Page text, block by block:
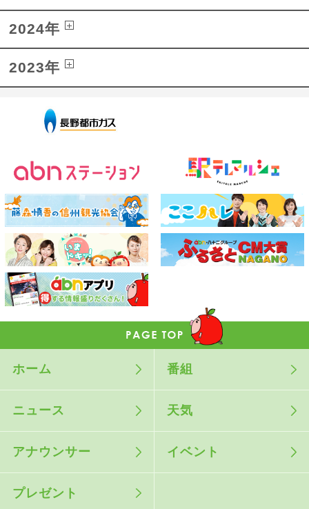
2024年
2023年
ホーム 番組
ニュース 天気
アナウンサー イベント
プレゼント